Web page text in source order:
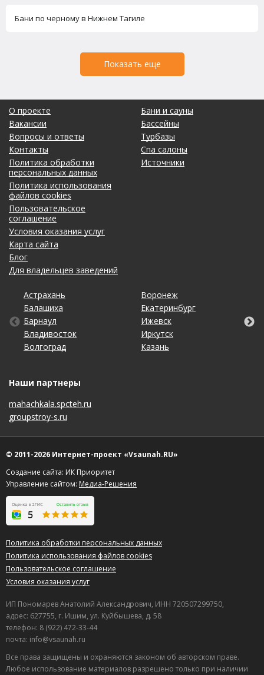
Бани по черному в Нижнем Тагиле
Показать еще
О проекте
Вакансии
Вопросы и ответы
Контакты
Политика обработки
персональных данных
Политика использования
файлов cookies
Пользовательское
соглашение
Условия оказания услуг
Карта сайта
Блог
Для владельцев заведений
Бани и сауны
Бассейны
Турбазы
Спа салоны
Источники
Астрахань
Балашиха
Барнаул
Владивосток
Волгоград
Воронеж
Екатеринбург
Ижевск
Иркутск
Казань
Калининград
Кемерово
Киров
Краснодар
Красноярск
Липецк
Москва
Набережные Челны
Нижний Новгород
Новосибирск
Омск
Оренбург
Пенза
Пермь
Ростов-на-Дону
Рязань
Самара
Санкт-Петербург
Саратов
Ставрополь
Тольятти
Томск
Тула
Тюмень
Ульяновск
Уфа
Хабаровск
Чебоксары
Челябинск
Ярославль
Наши партнеры
mahachkala.spcteh.ru
groupstroy-s.ru
© 2011-2026 Интернет-проект «Vsaunah.RU»
Создание сайта: ИК Приоритет
Управление сайтом: Медиа-Решения
Политика обработки персональных данных
Политика использования файлов cookies
Пользовательское соглашение
Условия оказания услуг
ИП Пономарев Анатолий Александрович, ИНН 720507299750,
адрес: 627755, г. Ишим, ул. Куйбышева, д. 58
телефон: 8 (922) 472-33-44
почта: info@vsaunah.ru
Все права защищены и охраняются законом об авторском праве.
Любое использование материалов разрешено только при наличии